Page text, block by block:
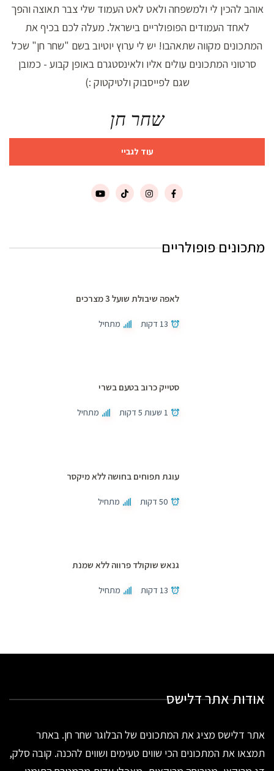
אוהב להכין לי ולמשפחה ולאט לאט העמוד שלי צבר תאוצה והפך
לאחד העמודים הפופולריים בישראל. מעלה לכם בכיף את
המתכונים מקווה שתאהבו! יש לי ערוץ יוטיוב בשם "שחר חן" שכל
סרטוני המתכונים עולים אליו ולאינסטגרם באופן קבוע - כמובן
שגם לפייסבוק ולטיקטוק :)
שחר חן
עוד לגביי
מתכונים פופולריים
לאפה שיבולת שועל 3 מצרכים
13 דקות מתחיל
סטייק כרוב בטעם בשרי
1 שעות 5 דקות מתחיל
עוגת תפוחים בחושה ללא מיקסר
50 דקות מתחיל
גנאש שוקולד פרווה ללא שמנת
13 דקות מתחיל
אודות אתר דלישס
אתר דלישס מציג את המתכונים של הבלוגר שחר חן. באתר
תמצאו את המתכונים הכי שווים טעימים ושווים להכנה. קובה סלק,